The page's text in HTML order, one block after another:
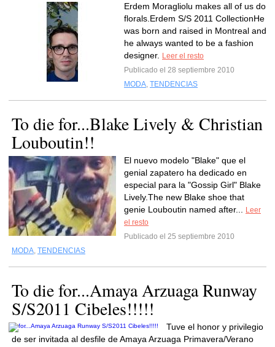
Erdem Moragliolu makes all of us do
florals.Erdem S/S 2011 CollectionHe
was born and raised in Montreal and
he always wanted to be a fashion
designer.
Leer el resto
Publicado el 28 septiembre 2010
MODA, TENDENCIAS
To die for...Blake Lively & Christian
Louboutin!!
El nuevo modelo "Blake" que el
genial zapatero ha dedicado en
especial para la "Gossip Girl" Blake
Lively.The new Blake shoe that
genie Louboutin named after...
Leer
el resto
Publicado el 25 septiembre 2010
MODA, TENDENCIAS
To die for...Amaya Arzuaga Runway
S/S2011 Cibeles!!!!!
Tuve el honor y privilegio
de ser invitada al desfile de Amaya Arzuaga Primavera/Verano